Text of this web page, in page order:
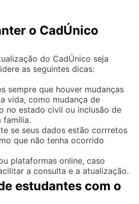
o CadÚnico
do CadÚnico seja
as seguintes dicas:
sempre que houver mudanças
vida, como mudança de
no estado civil ou inclusão de
família.
se seus dados estão corrretos
que não tenha ocorrido
plataformas online, caso
a consulta e a atualização.
estudantes com o